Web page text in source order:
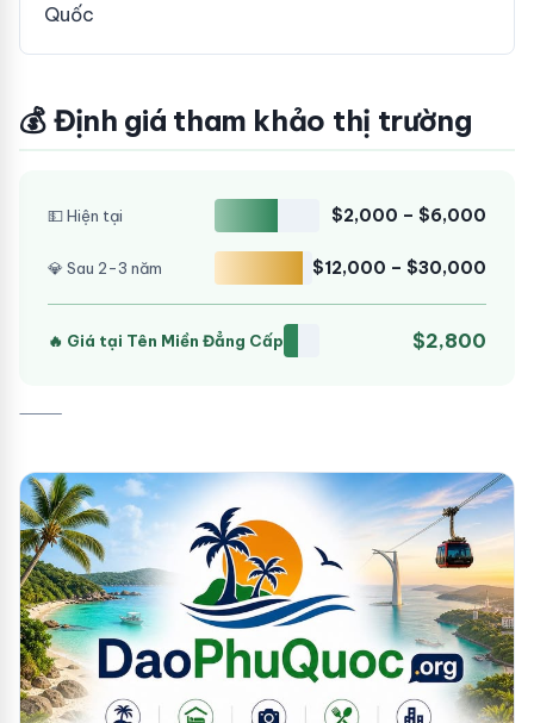
Quốc
💰 Định giá tham khảo thị trường
💵 Hiện tại $2,000 – $6,000
💎 Sau 2-3 năm $12,000 – $30,000
🔥 Giá tại Tên Miền Đẳng Cấp $2,800
⸻